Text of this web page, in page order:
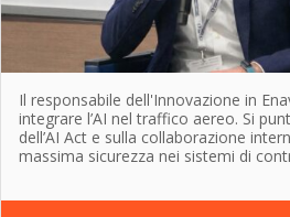
Il responsabile dell'Innovazione in
integrare l’AI nel traffico aereo. Si
dell’AI Act e sulla collaborazione
massima sicurezza nei sistemi di